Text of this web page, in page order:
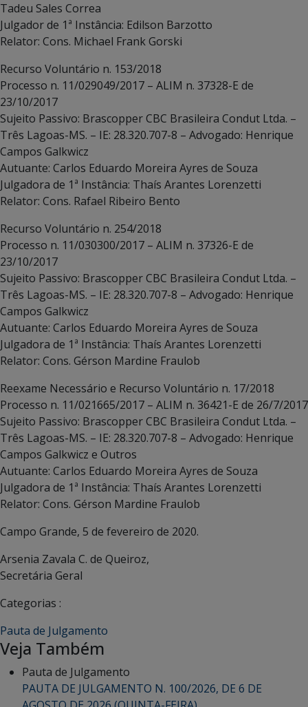
Tadeu Sales Correa
Julgador de 1ª Instância: Edilson Barzotto
Relator: Cons. Michael Frank Gorski
Recurso Voluntário n. 153/2018
Processo n. 11/029049/2017 – ALIM n. 37328-E de
23/10/2017
Sujeito Passivo: Brascopper CBC Brasileira Condut Ltda. –
Três Lagoas-MS. – IE: 28.320.707-8 – Advogado: Henrique
Campos Galkwicz
Autuante: Carlos Eduardo Moreira Ayres de Souza
Julgadora de 1ª Instância: Thaís Arantes Lorenzetti
Relator: Cons. Rafael Ribeiro Bento
Recurso Voluntário n. 254/2018
Processo n. 11/030300/2017 – ALIM n. 37326-E de
23/10/2017
Sujeito Passivo: Brascopper CBC Brasileira Condut Ltda. –
Três Lagoas-MS. – IE: 28.320.707-8 – Advogado: Henrique
Campos Galkwicz
Autuante: Carlos Eduardo Moreira Ayres de Souza
Julgadora de 1ª Instância: Thaís Arantes Lorenzetti
Relator: Cons. Gérson Mardine Fraulob
Reexame Necessário e Recurso Voluntário n. 17/2018
Processo n. 11/021665/2017 – ALIM n. 36421-E de 26/7/2017
Sujeito Passivo: Brascopper CBC Brasileira Condut Ltda. –
Três Lagoas-MS. – IE: 28.320.707-8 – Advogado: Henrique
Campos Galkwicz e Outros
Autuante: Carlos Eduardo Moreira Ayres de Souza
Julgadora de 1ª Instância: Thaís Arantes Lorenzetti
Relator: Cons. Gérson Mardine Fraulob
Campo Grande, 5 de fevereiro de 2020.
Arsenia Zavala C. de Queiroz,
Secretária Geral
Categorias :
Pauta de Julgamento
Veja Também
Pauta de Julgamento
PAUTA DE JULGAMENTO N. 100/2026, DE 6 DE